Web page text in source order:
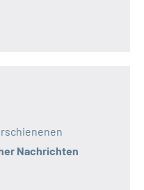
Nachrichten